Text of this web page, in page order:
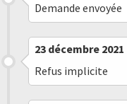
Demande envoyée
23 décembre 2021
Refus implicite